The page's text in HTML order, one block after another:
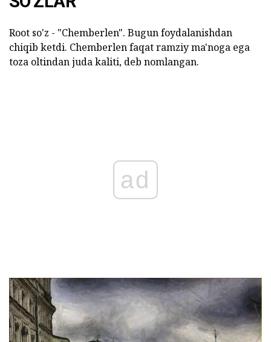
Root so'z - "Chemberlen". Bugun foydalanishdan
chiqib ketdi. Chemberlen faqat ramziy ma'noga ega
toza oltindan juda kaliti, deb nomlangan.
ad